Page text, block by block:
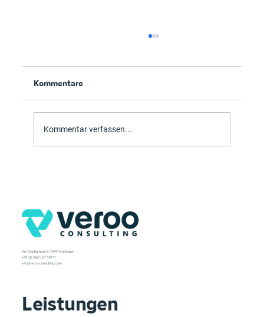
Festnetz-Telefonie MS Teams
Kommentare
Kommentar verfassen...
Leistungen
Am Stadtgraben 6 | 73441 Bopfingen
+49 (0) 7362 / 8 17 49 11
info@veroo-consulting.com